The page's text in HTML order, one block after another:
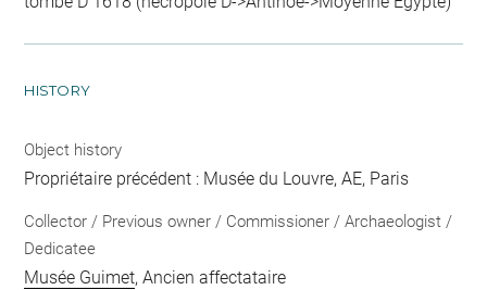
HISTORY
Object history
Propriétaire précédent : Musée du Louvre, AE, Paris
Collector / Previous owner / Commissioner / Archaeologist /
Dedicatee
Musée Guimet, Ancien affectataire